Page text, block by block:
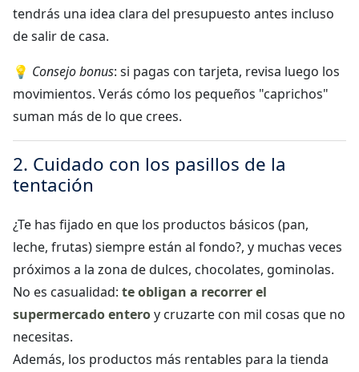
tendrás una idea clara del presupuesto antes incluso
de salir de casa.
💡 Consejo bonus: si pagas con tarjeta, revisa luego los
movimientos. Verás cómo los pequeños "caprichos"
suman más de lo que crees.
2. Cuidado con los pasillos de la
tentación
¿Te has fijado en que los productos básicos (pan,
leche, frutas) siempre están al fondo?, y muchas veces
próximos a la zona de dulces, chocolates, gominolas.
No es casualidad: te obligan a recorrer el
supermercado enteroy cruzarte con mil cosas que no
necesitas.
Además, los productos más rentables para la tienda